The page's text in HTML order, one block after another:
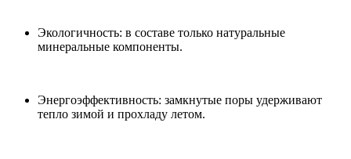
Экологичность: в составе только натуральные
минеральные компоненты.
Энергоэффективность: замкнутые поры удерживают
тепло зимой и прохладу летом.